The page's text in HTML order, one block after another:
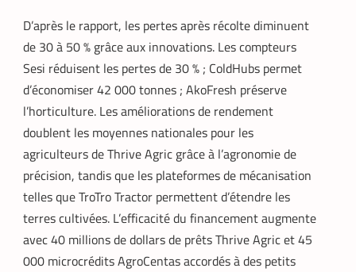
D’après le rapport, les pertes après récolte diminuent
de 30 à 50 % grâce aux innovations. Les compteurs
Sesi réduisent les pertes de 30 % ; ColdHubs permet
d’économiser 42 000 tonnes ; AkoFresh préserve
l’horticulture. Les améliorations de rendement
doublent les moyennes nationales pour les
agriculteurs de Thrive Agric grâce à l’agronomie de
précision, tandis que les plateformes de mécanisation
telles que TroTro Tractor permettent d’étendre les
terres cultivées. L’efficacité du financement augmente
avec 40 millions de dollars de prêts Thrive Agric et 45
000 microcrédits AgroCentas accordés à des petits